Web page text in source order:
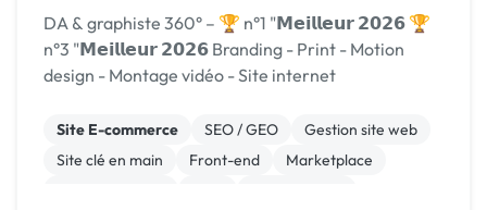
DA & graphiste 360° – 🏆 n°1 "𝗠𝗲𝗶𝗹𝗹𝗲𝘂𝗿 𝟮𝟬𝟮𝟲 🏆
n°3 "𝗠𝗲𝗶𝗹𝗹𝗲𝘂𝗿 𝟮𝟬𝟮𝟲 Branding - Print - Motion
design - Montage vidéo - Site internet
Site E-commerce SEO / GEO
Gestion site web
Site clé en main
Front-end
Marketplace